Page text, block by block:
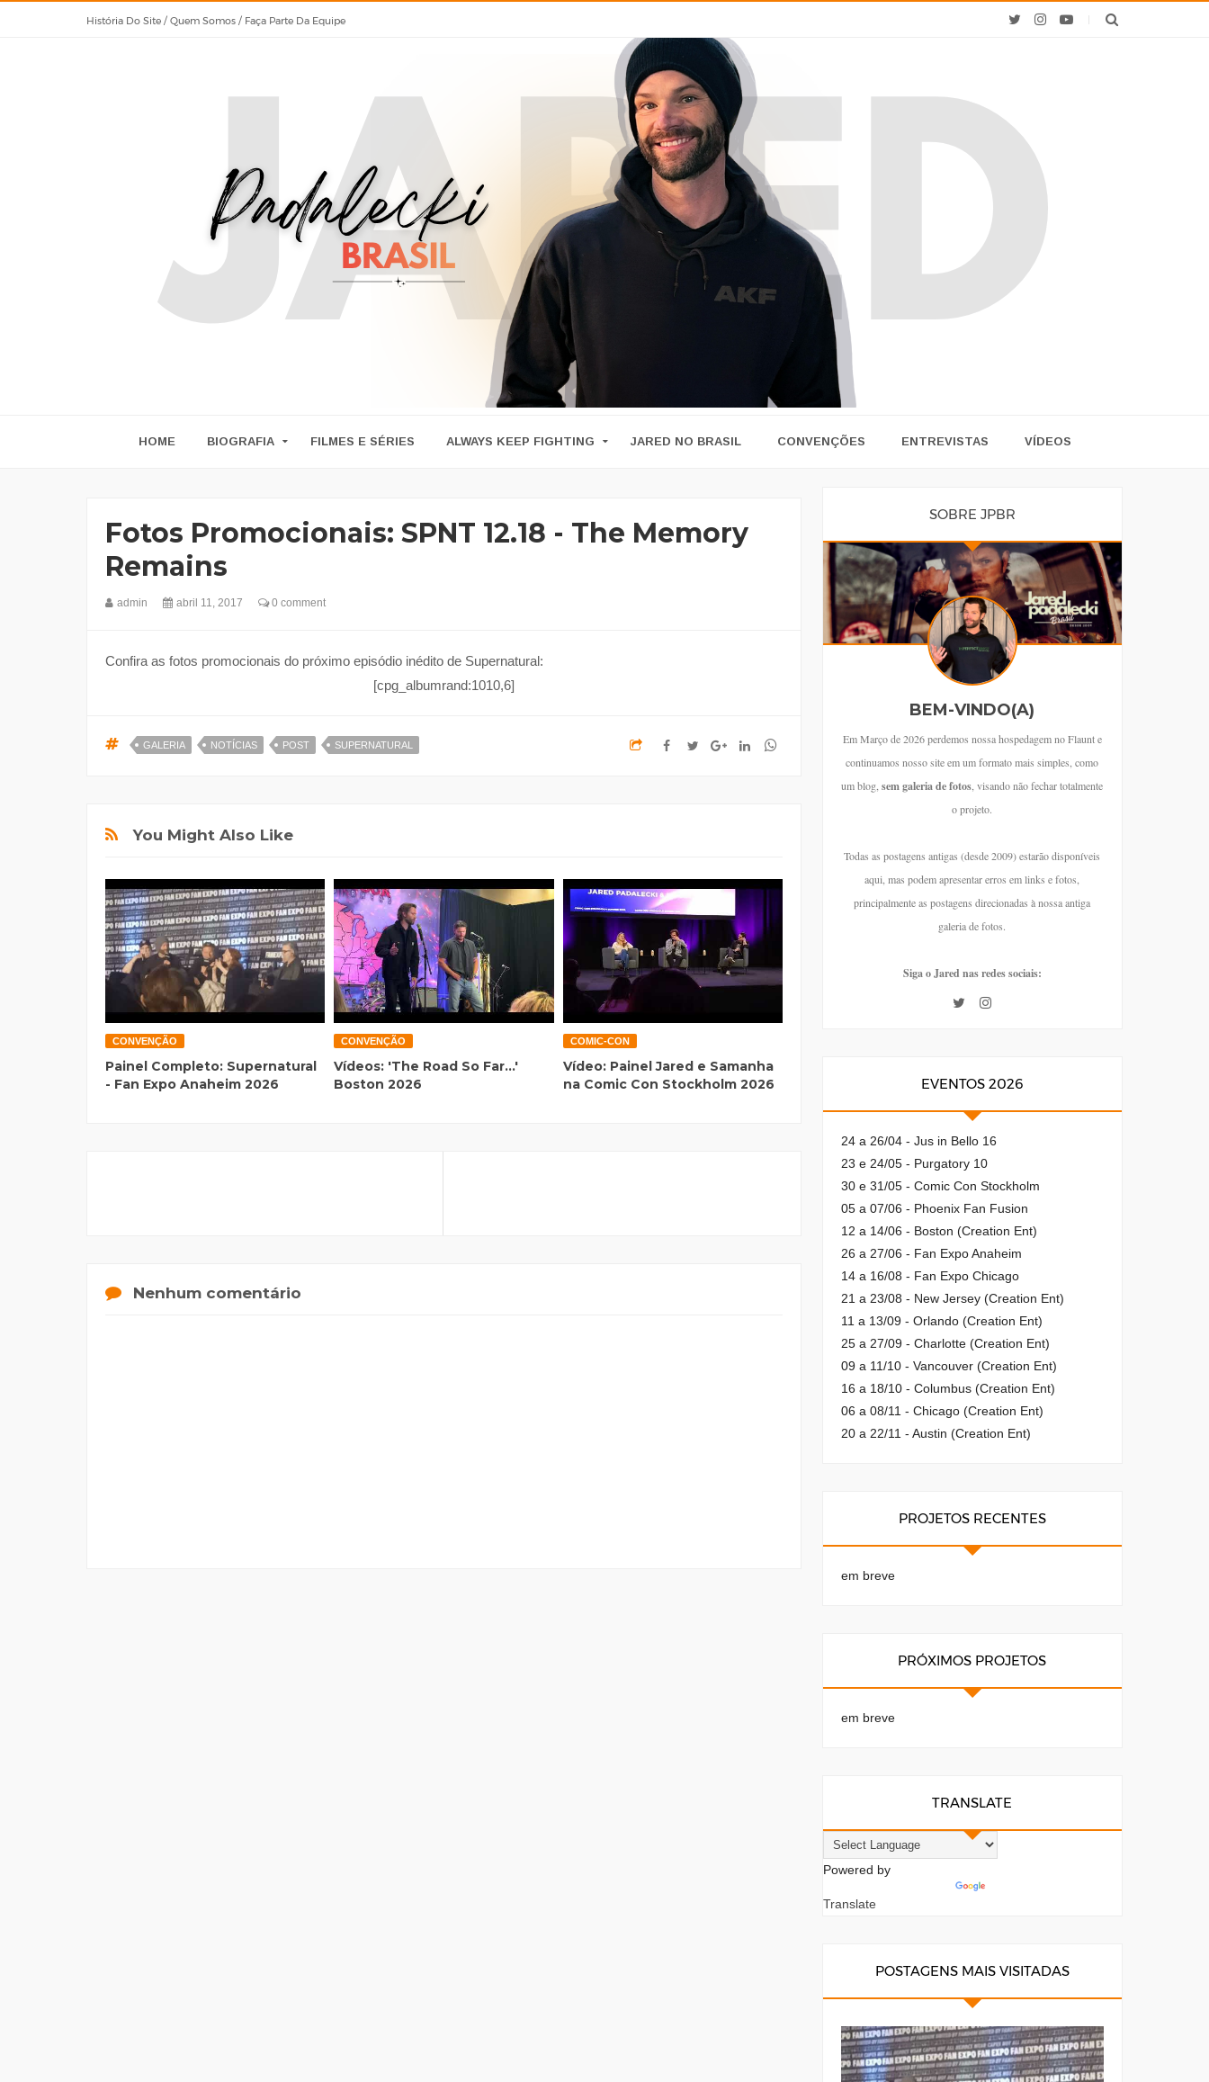
História Do Site / Quem Somos / Faça Parte Da Equipe
HOME BIOGRAFIA FILMES E SÉRIES ALWAYS KEEP FIGHTING JARED NO BRASIL CONVENÇÕES ENTREVISTAS VÍDEOS
Fotos Promocionais: SPNT 12.18 - The Memory
Remains
admin abril 11, 2017 0 comment
Confira as fotos promocionais do próximo episódio inédito de Supernatural:
[cpg_albumrand:1010,6]
GALERIA NOTÍCIAS POST SUPERNATURAL
You Might Also Like
CONVENÇÃO
Painel Completo: Supernatural
- Fan Expo Anaheim 2026
CONVENÇÃO
Vídeos: 'The Road So Far...'
Boston 2026
COMIC-CON
Vídeo: Painel Jared e Samanha
na Comic Con Stockholm 2026
Nenhum comentário
SOBRE JPBR
BEM-VINDO(A)
Em Março de 2026 perdemos nossa hospedagem no Flaunt e
continuamos nosso site em um formato mais simples, como
um blog,sem galeria de fotos, visando não fechar totalmente
o projeto.
Todas as postagens antigas (desde 2009) estarão disponíveis
aqui, mas podem apresentar erros em links e fotos,
principalmente as postagens direcionadas à nossa antiga
galeria de fotos.
Siga o Jared nas redes sociais:
EVENTOS 2026
24 a 26/04 - Jus in Bello 16
23 e 24/05 - Purgatory 10
30 e 31/05 - Comic Con Stockholm
05 a 07/06 - Phoenix Fan Fusion
12 a 14/06 - Boston (Creation Ent)
26 a 27/06 - Fan Expo Anaheim
14 a 16/08 - Fan Expo Chicago
21 a 23/08 - New Jersey (Creation Ent)
11 a 13/09 - Orlando (Creation Ent)
25 a 27/09 - Charlotte (Creation Ent)
09 a 11/10 - Vancouver (Creation Ent)
16 a 18/10 - Columbus (Creation Ent)
06 a 08/11 - Chicago (Creation Ent)
20 a 22/11 - Austin (Creation Ent)
PROJETOS RECENTES
em breve
PRÓXIMOS PROJETOS
em breve
TRANSLATE
Powered by
Translate
POSTAGENS MAIS VISITADAS